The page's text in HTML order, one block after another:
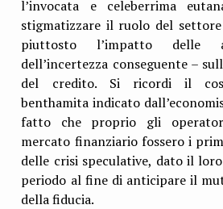
l’invocata e celeberrima
stigmatizzare il ruolo del
piuttosto l’impatto delle
dell’incertezza conseguente –
del credito. Si ricordi il
benthamita indicato
fatto che proprio gli
mercato finanziario fossero i
delle crisi speculative, dato il
periodo al fine di anticipare il
della fiducia.